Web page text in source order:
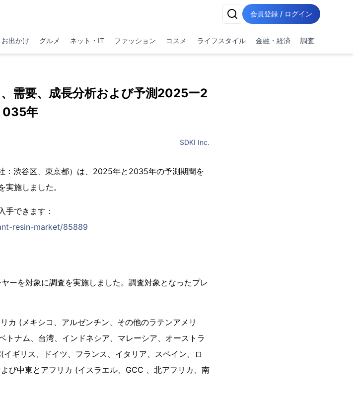
会員登録 / ログイン
出かけ グルメ ネット・IT ファッション コスメ ライフスタイル 金融・経済 調査
需要、成長分析および予測2025ー2
035年
SDKI Inc.
渋谷区、東京都）は、2025年と2035年の予測期間を
施しました。
手できます：
resin-market/85889
ーを対象に調査を実施しました。調査対象となったプレ
カ (メキシコ、アルゼンチン、その他のラテンアメリ
トナム、台湾、インドネシア、マレーシア、オーストラ
ギリス、ドイツ、フランス、イタリア、スペイン、ロ
び中東とアフリカ (イスラエル、GCC 、北アフリカ、南